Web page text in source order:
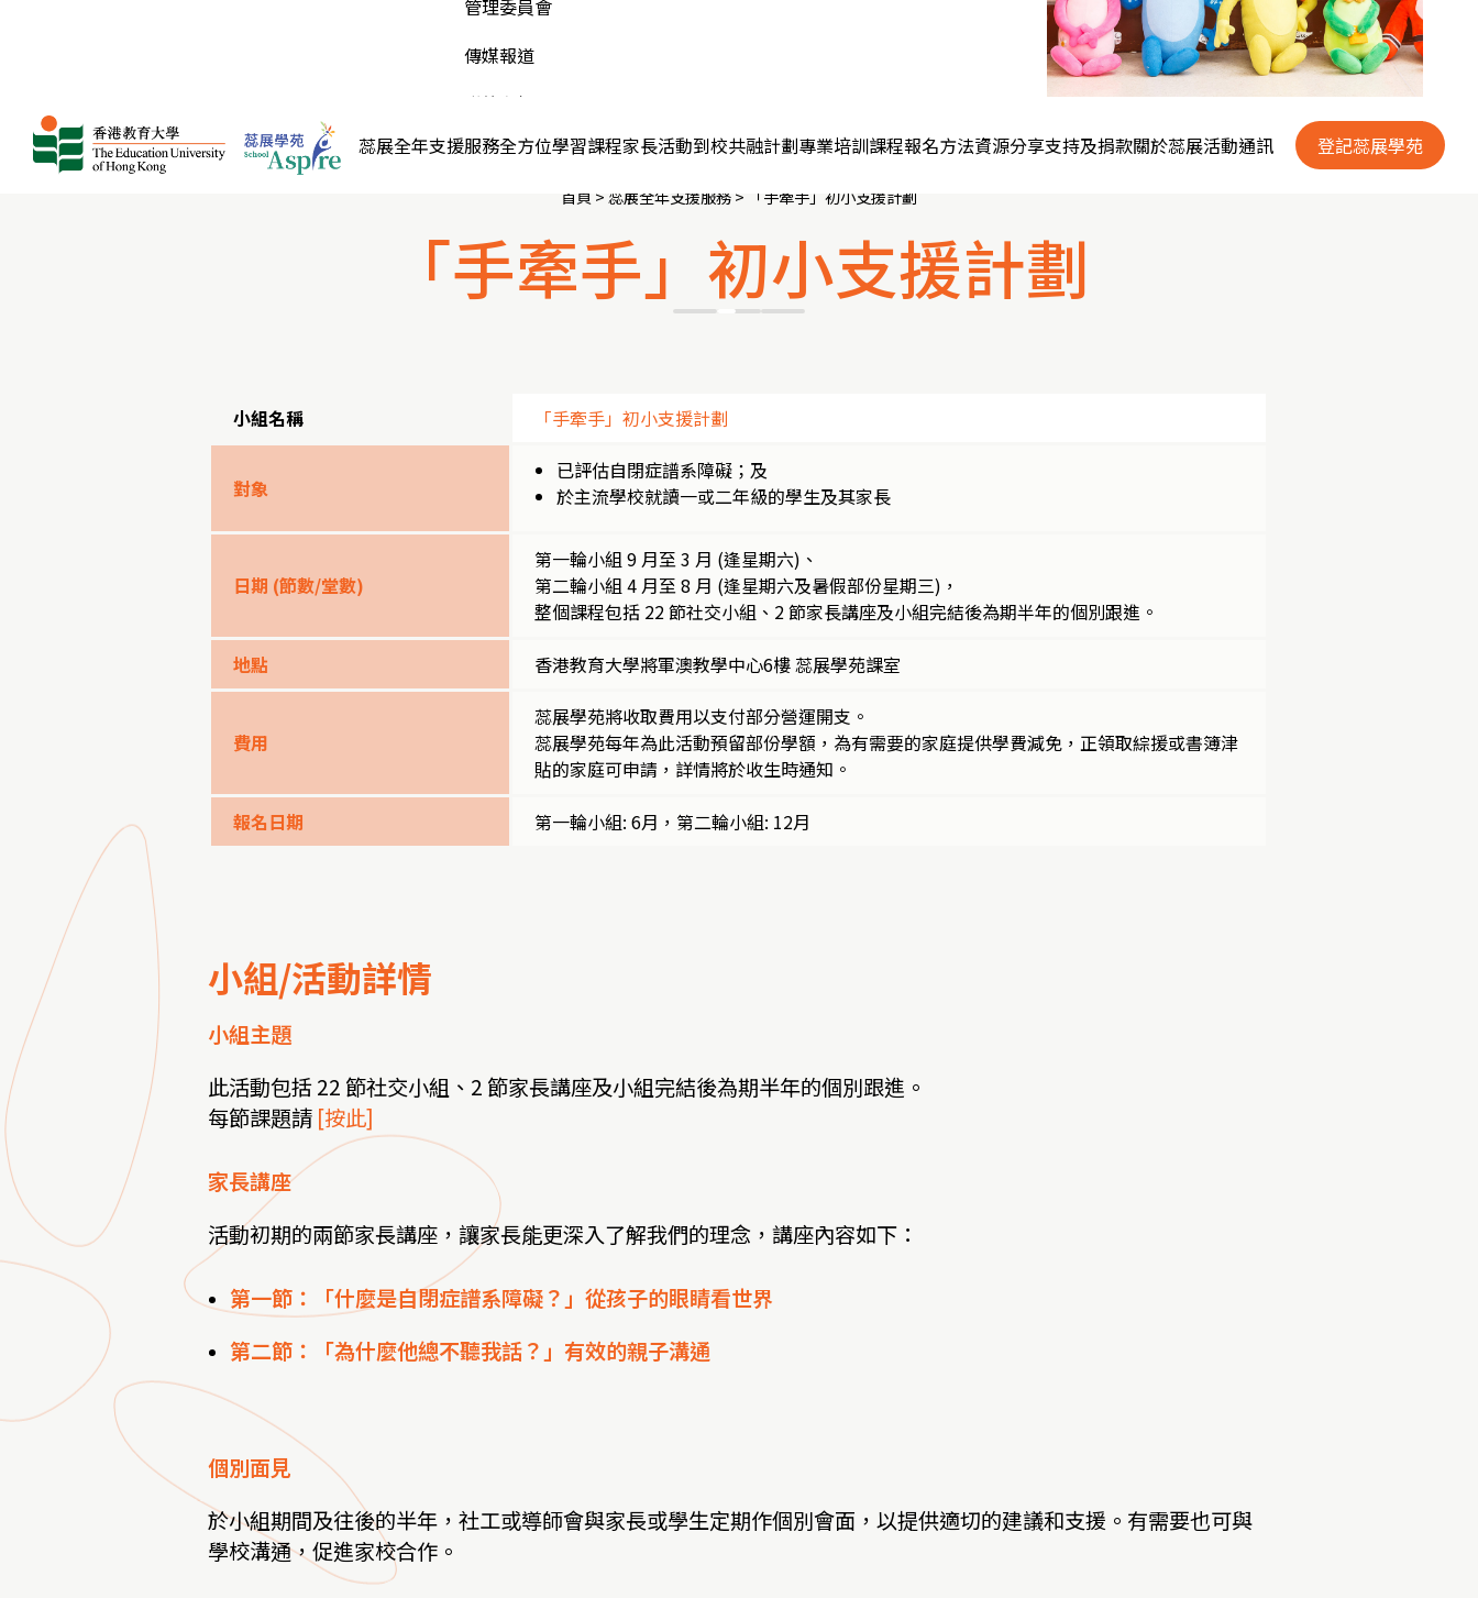
蕊展全年支援服務全方位學習課程家長活動到校共融計劃專業培訓課程報名方法資源分享支持及捐款關於蕊展活動通訊 登記蕊展學苑
AnMe個人成長計劃
個別跟進服務
初中活動 (中一至中三)
高中活動 (中四至中六)
大專或以上活動
活動通訊
常見問題
登記「蕊展學苑」
管理委員會
傳媒報道
聯絡我們
首頁 > 蕊展全年支援服務 > 「手牽手」初小支援計劃
「手牽手」初小支援計劃
小組名稱 「手牽手」初小支援計劃
對象
已評估自閉症譜系障礙；及
於主流學校就讀一或二年級的學生及其家長
日期 (節數/堂數)
第一輪小組 9 月至 3 月 (逢星期六)、
第二輪小組 4 月至 8 月 (逢星期六及暑假部份星期三)，
整個課程包括 22 節社交小組、2 節家長講座及小組完結後為期半年的個別跟進。
地點
香港教育大學將軍澳教學中心6樓 蕊展學苑課室
費用
蕊展學苑將收取費用以支付部分營運開支。
蕊展學苑每年為此活動預留部份學額，為有需要的家庭提供學費減免，正領取綜援或書簿津
貼的家庭可申請，詳情將於收生時通知。
報名日期
第一輪小組: 6月，第二輪小組: 12月
小組/活動詳情
小組主題
此活動包括 22 節社交小組、2 節家長講座及小組完結後為期半年的個別跟進。
每節課題請 [按此]
家長講座
活動初期的兩節家長講座，讓家長能更深入了解我們的理念，講座內容如下：
第一節：「什麼是自閉症譜系障礙？」從孩子的眼睛看世界
第二節：「為什麼他總不聽我話？」有效的親子溝通
個別面見
於小組期間及往後的半年，社工或導師會與家長或學生定期作個別會面，以提供適切的建議和支援。有需要也可與
學校溝通，促進家校合作。